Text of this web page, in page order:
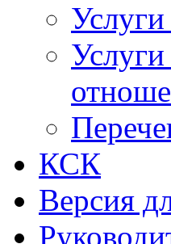
Услуги
КСК
Версия